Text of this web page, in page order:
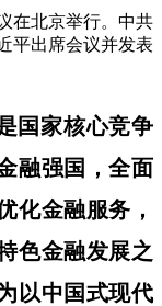
在北京举行。中共
平出席会议并发表
国家核心竞争
融强国，全面
化金融服务，
色金融发展之
以中国式现代